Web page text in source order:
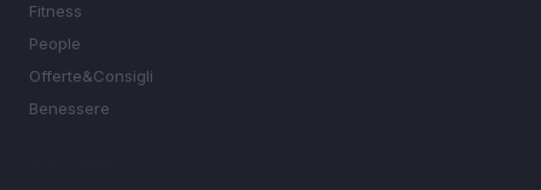
Fitness
People
Offerte&Consigli
Benessere